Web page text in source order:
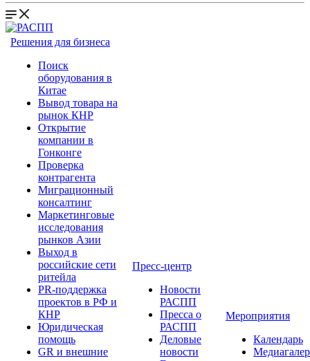
Решения для бизнеса
Поиск
оборудования в
Китае
Вывод товара на
рынок КНР
Открытие
компании в
Гонконге
Проверка
контрагента
Миграционный
консалтинг
Маркетинговые
исследования
рынков Азии
Выход в
российские сети
ритейла
PR-поддержка
проектов в РФ и
КНР
Юридическая
помощь
GR и внешние
Пресс-центр
Новости
РАСПП
Пресса о
РАСПП
Деловые
новости
Мероприятия
Календарь